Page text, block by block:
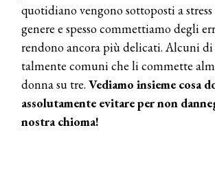
quotidiano vengono sottoposti a
genere e spesso commettiamo degli
rendono ancora più delicati. Alcuni di
talmente comuni che li commette
donna su tre. Vediamo insieme cosa
assolutamente evitare per non
nostra chioma!